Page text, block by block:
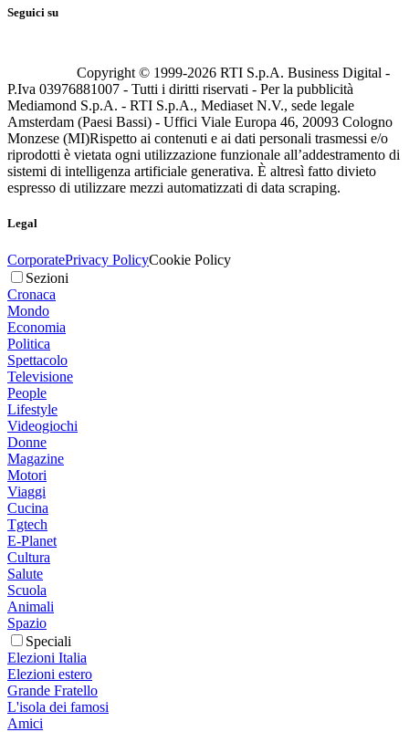
Seguici su
Copyright © 1999-2026 RTI S.p.A. Business Digital -
P.Iva 03976881007 - Tutti i diritti riservati - Per la pubblicità
Mediamond S.p.A. - RTI S.p.A., Mediaset N.V., sede legale
Amsterdam (Paesi Bassi) - Uffici Viale Europa 46, 20093 Cologno
Monzese (MI)Rispetto ai contenuti e ai dati personali trasmessi e/o
riprodotti è vietata ogni utilizzazione funzionale all’addestramento di
sistemi di intelligenza artificiale generativa. È altresì fatto divieto
espresso di utilizzare mezzi automatizzati di data scraping.
Legal
CorporatePrivacy PolicyCookie Policy
Sezioni
Cronaca
Mondo
Economia
Politica
Spettacolo
Televisione
People
Lifestyle
Videogiochi
Donne
Magazine
Motori
Viaggi
Cucina
Tgtech
E-Planet
Cultura
Salute
Scuola
Animali
Spazio
Speciali
Elezioni Italia
Elezioni estero
Grande Fratello
L'isola dei famosi
Amici